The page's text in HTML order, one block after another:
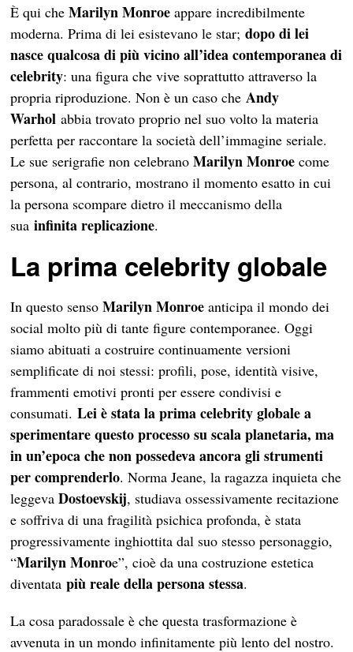
È qui cheMarilyn Monroe appare incredibilmente
moderna. Prima di lei esistevano le star;dopo di lei
nasce qualcosa di più vicino all’idea contemporanea di
celebrity: una figura che vive soprattutto attraverso la
propria riproduzione. Non è un caso cheAndy
Warhol abbia trovato proprio nel suo volto la materia
perfetta per raccontare la società dell’immagine seriale.
Le sue serigrafie non celebranoMarilyn Monroe come
persona, al contrario, mostrano il momento esatto in cui
la persona scompare dietro il meccanismo della
suainfinita replicazione.
La prima celebrity globale
In questo sensoMarilyn Monroe anticipa il mondo dei
social molto più di tante figure contemporanee. Oggi
siamo abituati a costruire continuamente versioni
semplificate di noi stessi: profili, pose, identità visive,
frammenti emotivi pronti per essere condivisi e
consumati.Lei è stata la prima celebrity globale a
sperimentare questo processo su scala planetaria, ma
in un’epoca che non possedeva ancora gli strumenti
per comprenderlo. Norma Jeane, la ragazza inquieta che
leggevaDostoevskij, studiava ossessivamente recitazione
e soffriva di una fragilità psichica profonda, è stata
progressivamente inghiottita dal suo stesso personaggio,
“Marilyn Monroe”, cioè da una costruzione estetica
diventatapiù reale della persona stessa.
La cosa paradossale è che questa trasformazione è
avvenuta in un mondo infinitamente più lento del nostro.